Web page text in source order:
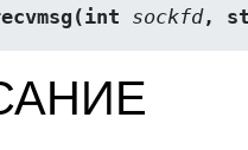
sockfd,